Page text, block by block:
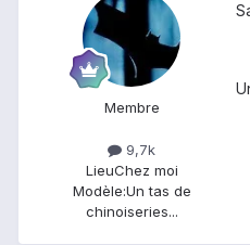
Membre
9,7k
LieuChez moi
Modèle:Un tas de
chinoiseries...